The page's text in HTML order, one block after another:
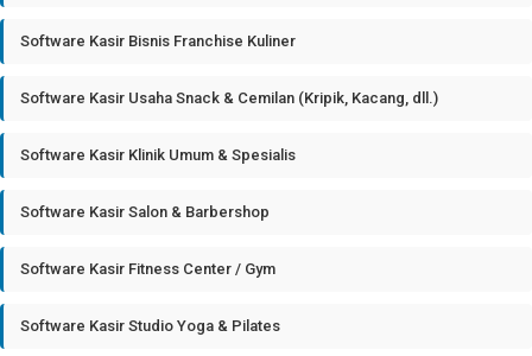
Software Kasir Bisnis Franchise Kuliner
Software Kasir Usaha Snack & Cemilan (Kripik, Kacang, dll.)
Software Kasir Klinik Umum & Spesialis
Software Kasir Salon & Barbershop
Software Kasir Fitness Center / Gym
Software Kasir Studio Yoga & Pilates